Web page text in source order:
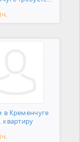
в Кременчуге
квартиру